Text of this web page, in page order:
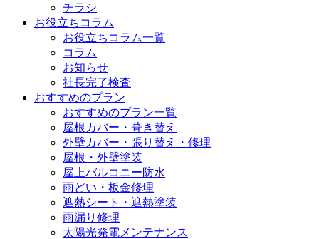
チラシ
お役立ちコラム
お役立ちコラム一覧
コラム
お知らせ
社長完了検査
おすすめのプラン
おすすめのプラン一覧
屋根カバー・葺き替え
外壁カバー・張り替え・修理
屋根・外壁塗装
屋上バルコニー防水
雨どい・板金修理
遮熱シート・遮熱塗装
雨漏り修理
太陽光発電メンテナンス